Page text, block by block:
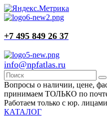
+7 495 849 26 37
info@npfatlas.ru
Вопросы о наличии, цене,
принимаем ТОЛЬКО по
Работаем только с юр.
КАТАЛОГ